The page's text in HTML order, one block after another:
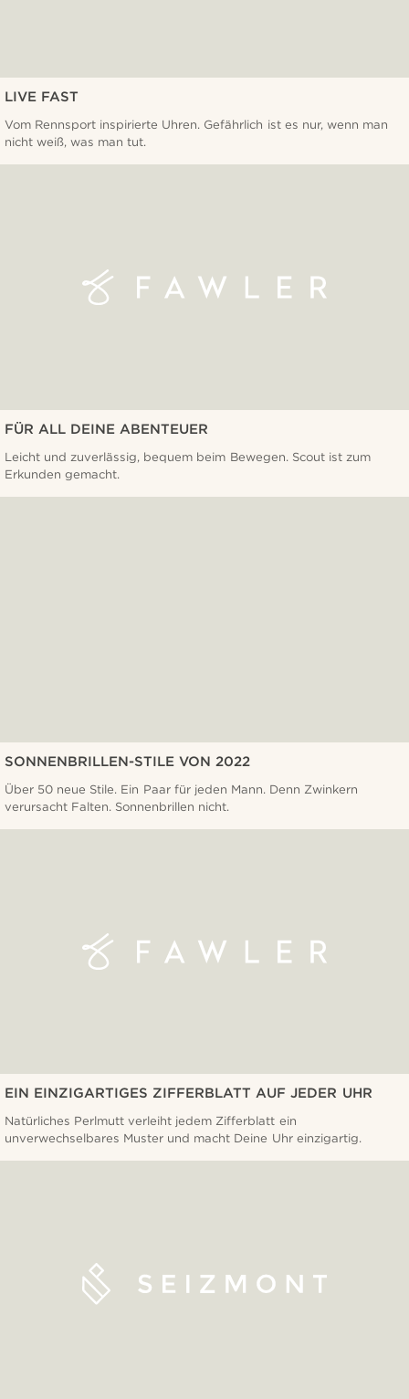
LIVE FAST
Vom Rennsport inspirierte Uhren. Gefährlich ist es nur, wenn man
nicht weiß, was man tut.
FÜR ALL DEINE ABENTEUER
Leicht und zuverlässig, bequem beim Bewegen. Scout ist zum
Erkunden gemacht.
SONNENBRILLEN-STILE VON 2022
Über 50 neue Stile. Ein Paar für jeden Mann. Denn Zwinkern
verursacht Falten. Sonnenbrillen nicht.
EIN EINZIGARTIGES ZIFFERBLATT AUF JEDER UHR
Natürliches Perlmutt verleiht jedem Zifferblatt ein
unverwechselbares Muster und macht Deine Uhr einzigartig.